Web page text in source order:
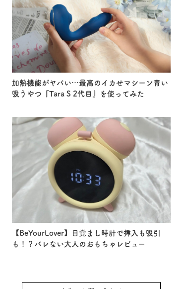
加熱機能がヤバい…最高のイカせマシーン青い
吸うやつ『Tara S 2代目』を使ってみた
【BeYourLover】目覚まし時計で挿入も吸引
も！？バレない大人のおもちゃレビュー